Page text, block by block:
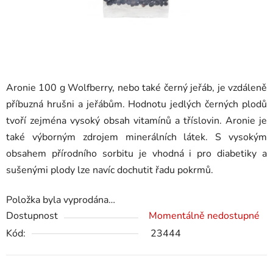
Aronie 100 g Wolfberry, nebo také černý jeřáb, je vzdáleně
příbuzná hrušni a jeřábům. Hodnotu jedlých černých plodů
tvoří zejména vysoký obsah vitamínů a tříslovin. Aronie je
také výborným zdrojem minerálních látek. S vysokým
obsahem přírodního sorbitu je vhodná i pro diabetiky a
sušenými plody lze navíc dochutit řadu pokrmů.
Položka byla vyprodána…
Dostupnost
Momentálně nedostupné
Kód:
23444